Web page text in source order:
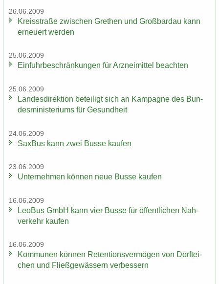
26.06.2009
Kreis­stra­ße zwi­schen Gre­then und Groß­bardau kann
er­neu­ert wer­den
25.06.2009
Ein­fuhr­be­schrän­kun­gen für Arz­nei­mit­tel be­ach­ten
25.06.2009
Lan­des­di­rek­ti­on be­tei­ligt sich an Kam­pa­gne des Bun­
des­mi­nis­te­ri­ums für Ge­sund­heit
24.06.2009
Sax­Bus kann zwei Busse kau­fen
23.06.2009
Un­ter­neh­men kön­nen neue Busse kau­fen
16.06.2009
LeoBus GmbH kann vier Busse für öf­fent­li­chen Nah­
ver­kehr kau­fen
16.06.2009
Kom­mu­nen kön­nen Re­ten­ti­ons­ver­mö­gen von Dorf­tei­
chen und Fließ­ge­wäs­sern ver­bes­sern